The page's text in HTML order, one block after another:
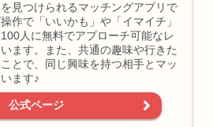
見つけられるマッチングアプリで
作で「いいかも」や「イマイチ」
人に無料でアプローチ可能なレ
ます。また、共通の趣味や行きた
とで、同じ興味を持つ相手とマッ
ます♪
公式ページ